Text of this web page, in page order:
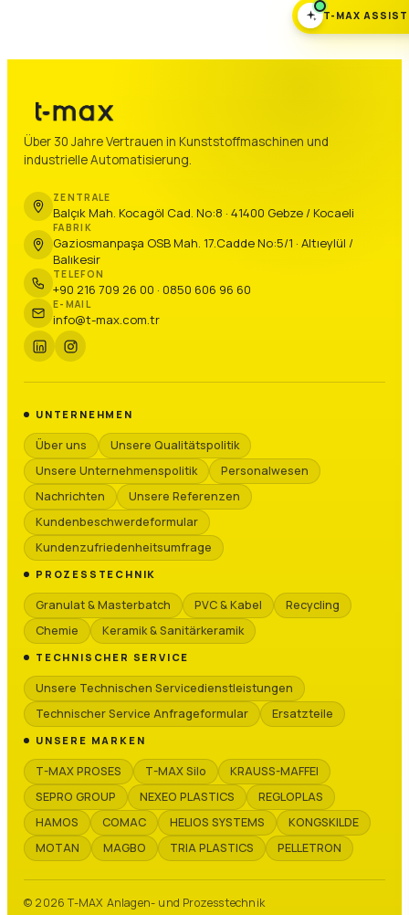
Über 30 Jahre Vertrauen in Kunststoffmaschinen und
industrielle Automatisierung.
ZENTRALE
Balçık Mah. Kocagöl Cad. No:8 · 41400 Gebze / Kocaeli
FABRIK
Gaziosmanpaşa OSB Mah. 17.Cadde No:5/1 · Altıeylül /
Balıkesir
TELEFON
+90 216 709 26 00 · 0850 606 96 60
E-MAIL
info@t-max.com.tr
UNTERNEHMEN
Über uns
Unsere Qualitätspolitik
Unsere Unternehmenspolitik
Personalwesen
Nachrichten
Unsere Referenzen
Kundenbeschwerdeformular
Kundenzufriedenheitsumfrage
PROZESSTECHNIK
Granulat & Masterbatch PVC & Kabel
Recycling
Chemie
Keramik & Sanitärkeramik
TECHNISCHER SERVICE
Unsere Technischen Servicedienstleistungen
Technischer Service Anfrageformular
Ersatzteile
UNSERE MARKEN
T-MAX PROSES T-MAX Silo
KRAUSS-MAFFEI
SEPRO GROUP
NEXEO PLASTICS
REGLOPLAS
HAMOS
COMAC HELIOS SYSTEMS
KONGSKILDE
MOTAN
MAGBO TRIA PLASTICS PELLETRON
© 2026 T-MAX Anlagen- und Prozesstechnik
T-MAX